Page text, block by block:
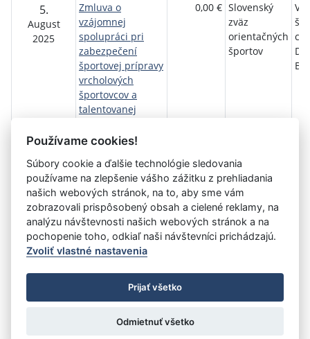
5.
August
2025
Zmluva o
vzájomnej
spolupráci pri
zabezpečení
športovej prípravy
vrcholových
športovcov a
talentovanej
VŠC-20-8/2025
0,00 € Slovenský
zväz
orientačných
športov
« 7 8 9 10 11 12Aktuálna
stránka
12
13 14
16
17 »
Úrad vlády SR
- Všetky práva vyhradené
Prehlásenie o prístupnosti
Zmluvy do 31.12.2010
Nastavenia cookies
: Aglo Solutions
Používame cookies!
Súbory cookie a ďalšie technológie sledovania
používame na zlepšenie vášho zážitku z prehliadania
našich webových stránok, na to, aby sme vám
zobrazovali prispôsobený obsah a cielené reklamy, na
analýzu návštevnosti našich webových stránok a na
pochopenie toho, odkiaľ naši návštevníci prichádzajú.
Zvoliť vlastné nastavenia
Prijať všetko
Odmietnuť všetko